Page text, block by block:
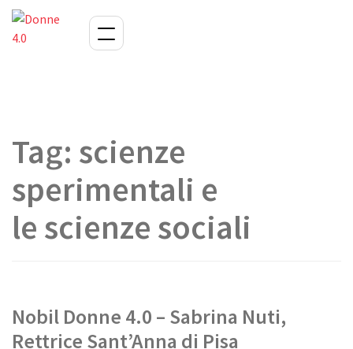
Tag: scienze
sperimentali e
le scienze sociali
Nobil Donne 4.0 – Sabrina Nuti,
Rettrice Sant’Anna di Pisa